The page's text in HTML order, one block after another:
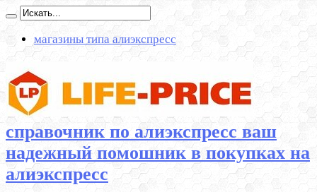
магазины типа алиэкспресс
справочник по алиэкспресс ваш
надежный помошник в покупках на
алиэкспресс